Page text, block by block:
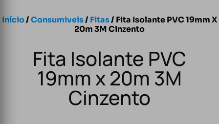
Início/Consumiveis/ Fitas/ Fita Isolante PVC 19mm X
20m 3M Cinzento
Fita Isolante PVC
19mm x 20m 3M
Cinzento